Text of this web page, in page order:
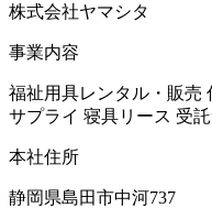
株式会社ヤマシタ
事業内容
福祉用具レンタル・販売
サプライ 寝具リース 受
本社住所
静岡県島田市中河737